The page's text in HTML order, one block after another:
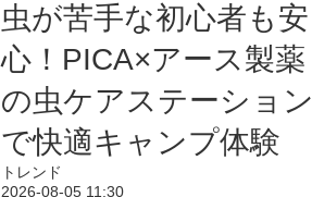
虫が苦手な初心者も安
心！PICA×アース製薬
の虫ケアステーション
で快適キャンプ体験
トレンド
2026-08-05 11:30